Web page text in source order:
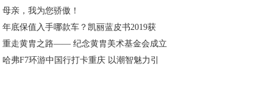
母亲，我为您骄傲！
年底保值入手哪款车？凯丽蓝皮书2019获
重走黄胄之路—— 纪念黄胄美术基金会成立
哈弗F7环游中国行打卡重庆 以潮智魅力引